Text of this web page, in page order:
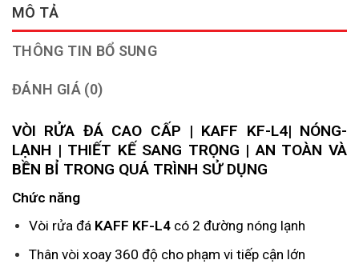
MÔ TẢ
THÔNG TIN BỔ SUNG
ĐÁNH GIÁ (0)
VÒI RỬA ĐÁ CAO CẤP | KAFF KF-L4| NÓNG-
LẠNH | THIẾT KẾ SANG TRỌNG | AN TOÀN VÀ
BỀN BỈ TRONG QUÁ TRÌNH SỬ DỤNG
Chức năng
Vòi rửa đá KAFF KF-L4có 2 đường nóng lạnh
Thân vòi xoay 360 độ cho phạm vi tiếp cận lớn